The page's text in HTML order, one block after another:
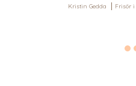
Kristin Gedda Frisör